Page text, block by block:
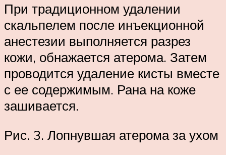
При традиционном удалении
скальпелем после инъекционной
анестезии выполняется разрез
кожи, обнажается атерома. Затем
проводится удаление кисты вместе
с ее содержимым. Рана на коже
зашивается.
Рис. 3. Лопнувшая атерома за ухом